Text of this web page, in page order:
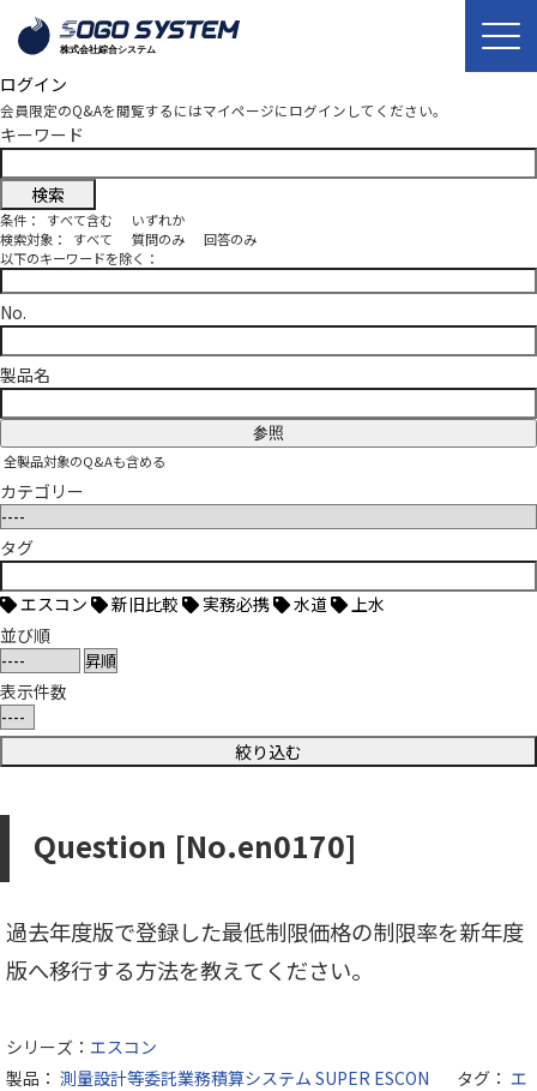
ログイン
会員限定のQ&Aを閲覧するにはマイページにログインしてください。
キーワード
条件： すべて含む
いずれか
検索対象：
すべて 質問のみ
回答のみ
以下のキーワードを除く：
No.
製品名
参照
全製品対象のQ&Aも含める
カテゴリー
タグ
エスコン 新旧比較 実務必携 水道
上水
並び順
表示件数
Question [No.en0170]
過去年度版で登録した最低制限価格の制限率を新年度
版へ移行する方法を教えてください。
シリーズ： エスコン
製品： 測量設計等委託業務積算システム SUPER ESCON タグ： エ